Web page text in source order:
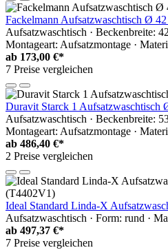
Fackelmann Aufsatzwaschtisch Ø
Aufsatzwaschtisch · Beckenbreite:
Montageart: Aufsatzmontage ·
ab 173,00 €*
7 Preise vergleichen
Duravit Starck 1 Aufsatzwaschtisch
Aufsatzwaschtisch · Beckenbreite:
Montageart: Aufsatzmontage ·
ab 486,40 €*
2 Preise vergleichen
Ideal Standard Linda-X
Aufsatzwaschtisch · Form: rund ·
ab 497,37 €*
7 Preise vergleichen